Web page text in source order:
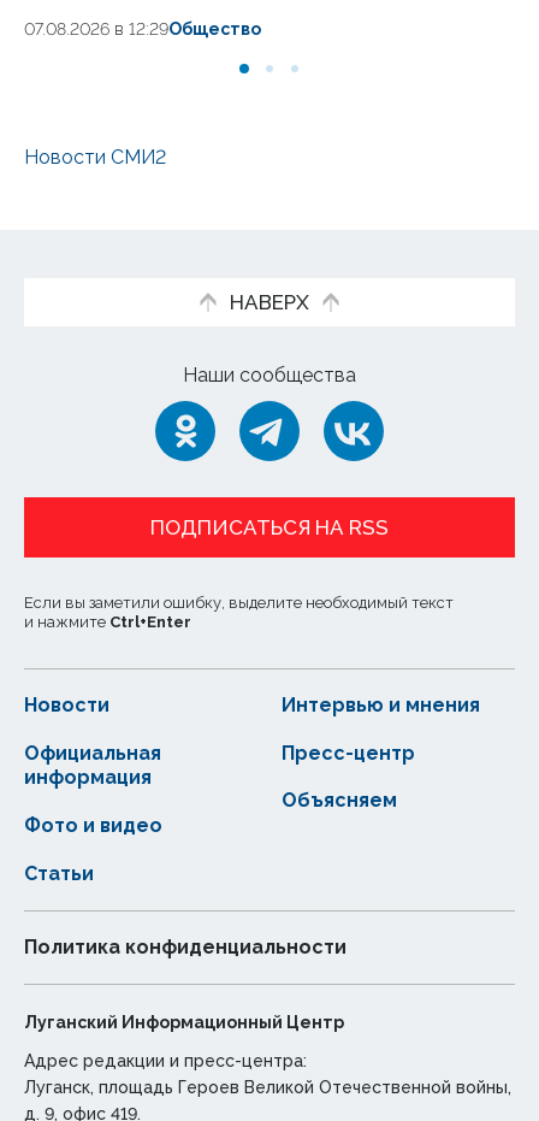
07.08.2026 в 12:29Общество
Новости СМИ2
НАВЕРХ
Наши сообщества
ПОДПИСАТЬСЯ НА RSS
Если вы заметили ошибку, выделите необходимый текст
и нажмите Ctrl+Enter
Новости
Статьи
Официальная
информация
Интервью и мнения
Фото и видео
Пресс-центр
Объясняем
Политика конфиденциальности
Луганский Информационный Центр
Адрес редакции и пресс-центра:
Луганск, площадь Героев Великой Отечественной войны,
д. 9, офис 419.